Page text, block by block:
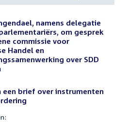
namens delegatie
om gesprek
commissie voor
Handel en
over SDD
een brief over instrumenten